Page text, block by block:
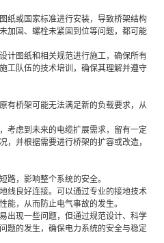
纸或国家标准进行安装，导致桥架结构
加固、螺栓未紧固到位等问题，都可能
计图纸和相关规范进行施工，确保所有
工队伍的技术培训，确保其理解并遵守
有桥架可能无法满足新的负载要求，从
考虑到未来的电缆扩展需求，留有一定
，并根据需要进行桥架的扩容或改造，
路，影响整个系统的安全。
线良好连接。可以通过专业的接地技术
能，从而防止电气事故的发生。
出现一些问题，但通过规范设计、科学
题的发生，确保电力系统的安全与稳定